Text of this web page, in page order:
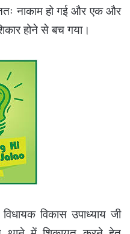
नाकाम हो गई और एक और
होने से बच गया।
विकास उपाध्याय जी